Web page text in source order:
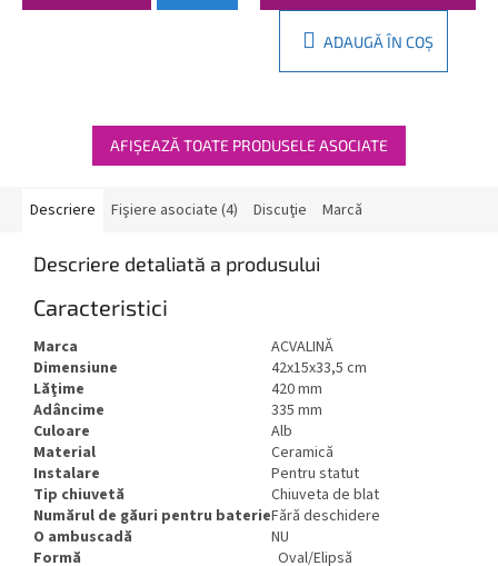
ADAUGĂ ÎN COŞ
AFIŞEAZĂ TOATE PRODUSELE ASOCIATE
Descriere Fişiere asociate (4) Discuţie Marcă
Descriere detaliată a produsului
Caracteristici
Marca
ACVALINĂ
Dimensiune
42x15x33,5 cm
Lăţime
420 mm
Adâncime
335 mm
Culoare
Alb
Material
Ceramică
Instalare
Pentru statut
Tip chiuvetă
Chiuveta de blat
Numărul de găuri pentru baterieFără deschidere
O ambuscadă
NU
Formă
Oval/Elipsă